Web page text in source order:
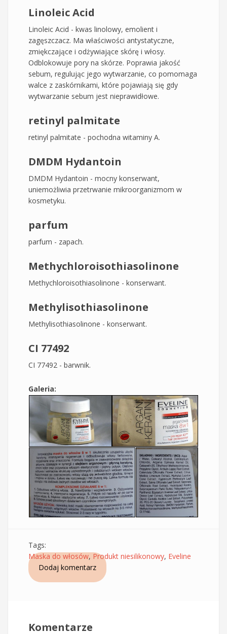
Linoleic Acid
Linoleic Acid - kwas linolowy, emolient i
zagęszczacz. Ma właściwości antystatyczne,
zmiękczające i odżywiające skórę i włosy.
Odblokowuje pory na skórze. Poprawia jakość
sebum, regulując jego wytwarzanie, co pomomaga
walce z zaskórnikami, które pojawiają się gdy
wytwarzanie sebum jest nieprawidłowe.
retinyl palmitate
retinyl palmitate - pochodna witaminy A.
DMDM Hydantoin
DMDM Hydantoin - mocny konserwant,
uniemożliwia przetrwanie mikroorganizmom w
kosmetyku.
parfum
parfum - zapach.
Methychloroisothiasolinone
Methychloroisothiasolinone - konserwant.
Methylisothiasolinone
Methylisothiasolinone - konserwant.
CI 77492
CI 77492 - barwnik.
Galeria:
Tags:
Maska do włosów, Produkt niesilikonowy, Eveline
Dodaj komentarz
Komentarze